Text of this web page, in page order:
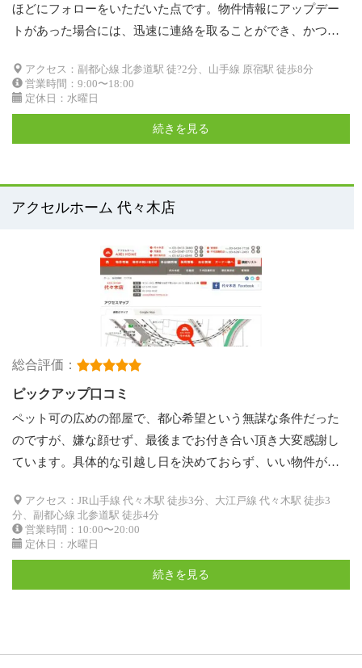
ほどにフォローをいただいた点です。物件情報にアップデー
トがあった場合には、迅速に連絡を取ることができ、かつ…
アクセス：副都心線 北参道駅 徒?2分、山手線 原宿駅 徒歩8分
営業時間：9:00〜18:00
定休日：水曜日
続きを見る
アクセルホーム 代々木店
総合評価：
ピックアップ口コミ
ペット可の広めの部屋で、都心希望という無謀な条件だった
のですが、嫌な顔せず、最後までお付き合い頂き大変感謝し
ています。具体的な引越し日を決めておらず、いい物件が…
アクセス：JR山手線 代々木駅 徒歩3分、大江戸線 代々木駅 徒歩3
分、副都心線 北参道駅 徒歩4分
営業時間：10:00〜20:00
定休日：水曜日
続きを見る